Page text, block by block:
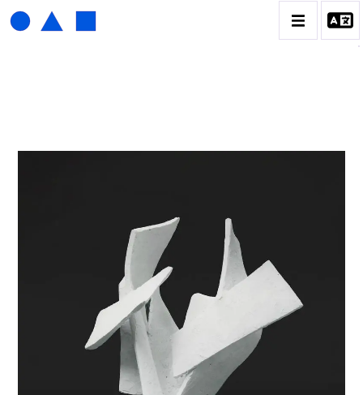
ISABELLE WALDBERG
CATALOGUE DES OEUVRES
CONTACT